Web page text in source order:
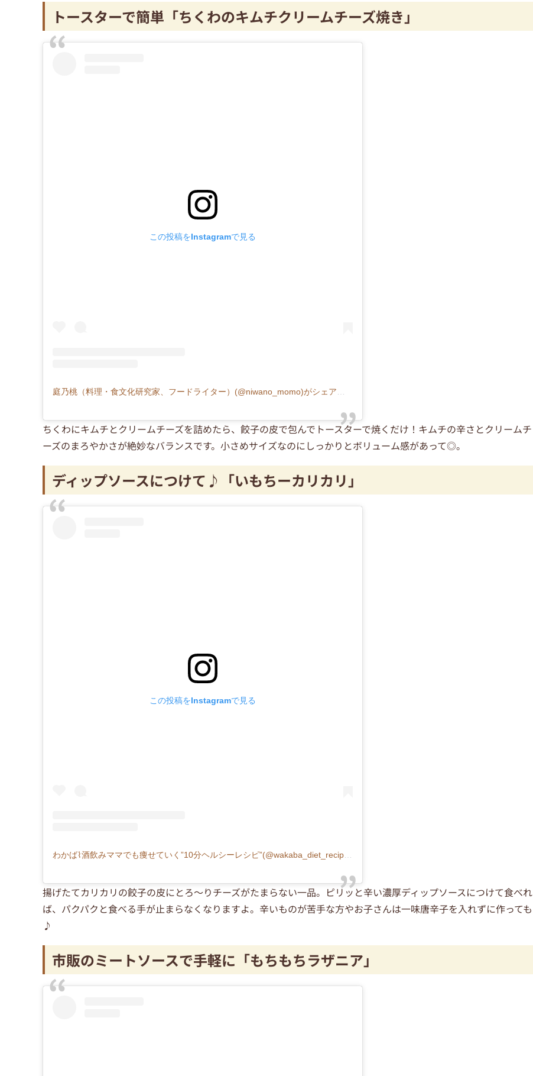
トースターで簡単「ちくわのキムチクリームチーズ焼き」
この投稿をInstagramで見る
ちくわにキムチとクリームチーズを詰めたら、餃子の皮で包んでトースターで焼くだけ！キムチの辛さとクリームチ
ーズのまろやかさが絶妙なバランスです。小さめサイズなのにしっかりとボリューム感があって◎。
ディップソースにつけて♪「いもちーカリカリ」
この投稿をInstagramで見る
わかば⌇酒飲みママでも痩せていく”10分ヘルシーレシピ”(@wakaba_diet_recipe)がシェアした投稿
揚げたてカリカリの餃子の皮にとろ～りチーズがたまらない一品。ピリッと辛い濃厚ディップソースにつけて食べれ
ば、パクパクと食べる手が止まらなくなりますよ。辛いものが苦手な方やお子さんは一味唐辛子を入れずに作っても
♪
市販のミートソースで手軽に「もちもちラザニア」